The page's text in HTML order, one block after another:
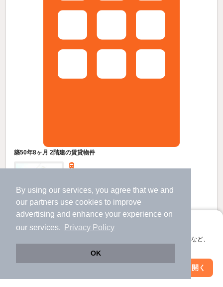
By using our services, you agree that we and
our partners use cookies to improve
advertising and enhance your experience on
our services.
Privacy Policy
OK
アプリに切り替えて、サクサクお部屋探し
会員登録なしですぐ使える。マップ検索やお気に入り保存など、
アプリを開く
築50年8ヶ月 2階建の賃貸物件
すべての写真
2階建 / 50年8ヶ月 / 木造
万円
絞り込み条件を変更